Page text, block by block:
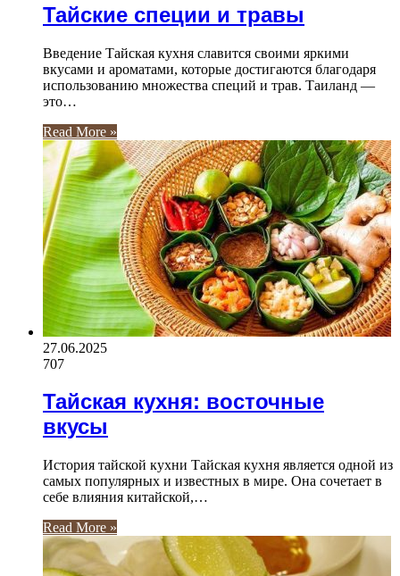
Тайские специи и травы
Введение Тайская кухня славится своими яркими
вкусами и ароматами, которые достигаются благодаря
использованию множества специй и трав. Таиланд —
это…
Read More »
27.06.2025
707
Тайская кухня: восточные
вкусы
История тайской кухни Тайская кухня является одной из
самых популярных и известных в мире. Она сочетает в
себе влияния китайской,…
Read More »